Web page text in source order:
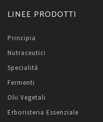
LINEE PRODOTTI
Principia
Nutraceutici
Specialità
Fermenti
Olii Vegetali
Erboristeria Essenziale